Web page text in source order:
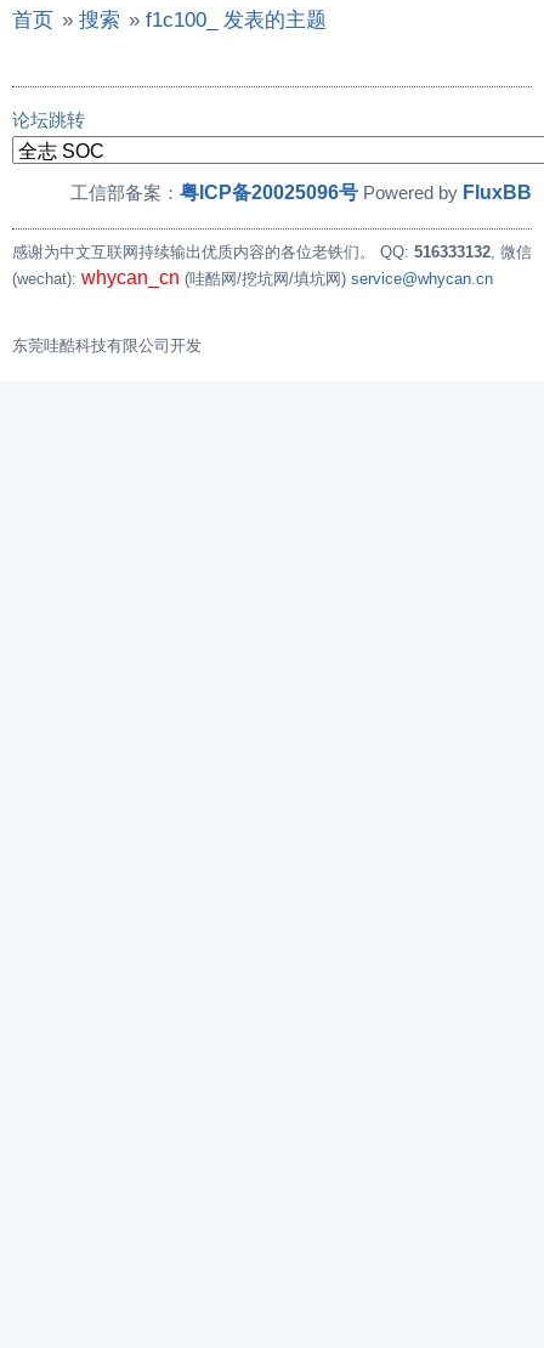
首页 » 搜索 » f1c100_ 发表的主题
论坛跳转
工信部备案： 粤ICP备20025096号 Powered by FluxBB
感谢为中文互联网持续输出优质内容的各位老铁们。 QQ: 516333132, 微信
(wechat): whycan_cn (哇酷网/挖坑网/填坑网) service@whycan.cn
东莞哇酷科技有限公司开发